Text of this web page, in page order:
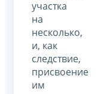
участка
на
несколько,
и, как
следствие,
присвоение
им